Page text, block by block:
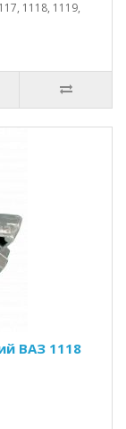
1118, 1119,
ВАЗ 1118